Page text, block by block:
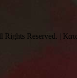
Reserved. |